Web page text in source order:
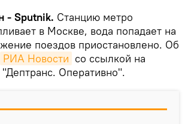
- Sputnik. Станцию метро
в Москве, вода попадает на
поездов приостановлено․ Об
РИА Новости со ссылкой на
Оперативно".